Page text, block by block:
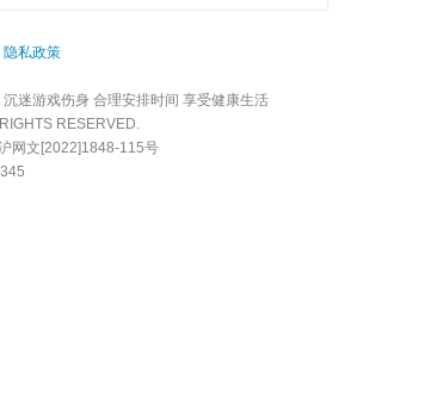
隐私政策
迷游戏伤身 合理安排时间 享受健康生活
RESERVED.
网文[2022]1848-115号